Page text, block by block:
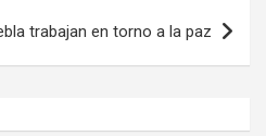
trabajan en torno a la paz